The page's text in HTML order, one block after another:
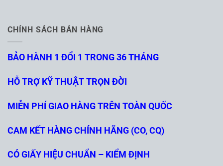
CHÍNH SÁCH BÁN HÀNG
BẢO HÀNH 1 ĐỔI 1 TRONG 36 THÁNG
HỖ TRỢ KỸ THUẬT TRỌN ĐỜI
MIỄN PHÍ GIAO HÀNG TRÊN TOÀN QUỐC
CAM KẾT HÀNG CHÍNH HÃNG (CO, CQ)
CÓ GIẤY HIỆU CHUẨN – KIỂM ĐỊNH